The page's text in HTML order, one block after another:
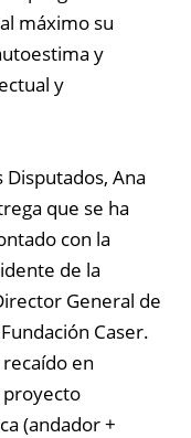
máximo su
y
y
Ana
que se ha
con la
de la
General de
Caser.
en
proyecto
(andador +